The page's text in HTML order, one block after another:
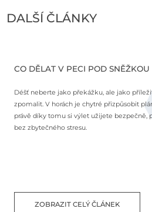
DALŠÍ ČLÁNKY
CO DĚLAT V PECI POD SNĚŽKOU
Déšť neberte jako překážku, ale jako
zpomalit. V horách je chytré přizpůsobit
právě díky tomu si výlet užijete bezpečně,
bez zbytečného stresu.
ZOBRAZIT CELÝ ČLÁNEK